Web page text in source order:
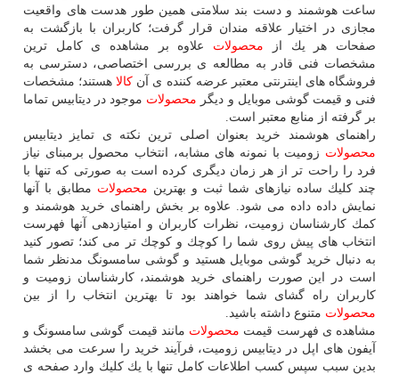
ساعت هوشمند و دست بند سلامتی همین طور هدست های واقعیت
مجازی در اختیار علاقه مندان قرار گرفت؛ كاربران با بازگشت به
صفحات هر یك از محصولات علاوه بر مشاهده ی كامل ترین
مشخصات فنی قادر به مطالعه ی بررسی اختصاصی، دسترسی به
فروشگاه های اینترنتی معتبر عرضه كننده ی آن كالاهستند؛ مشخصات
فنی و قیمت گوشی موبایل و دیگر محصولات موجود در دیتابیس تماما
بر گرفته از منابع معتبر است.
راهنمای هوشمند خرید بعنوان اصلی ترین نكته ی تمایز دیتابیس
محصولات زومیت با نمونه های مشابه، انتخاب محصول برمبنای نیاز
فرد را راحت تر از هر زمان دیگری كرده است به صورتی كه تنها با
چند كلیك ساده نیازهای شما ثبت و بهترین محصولات مطابق با آنها
نمایش داده داده می شود. علاوه بر بخش راهنمای خرید هوشمند و
كمك كارشناسان زومیت، نظرات كاربران و امتیازدهی آنها فهرست
انتخاب های پیش روی شما را كوچك و كوچك تر می كند؛ تصور كنید
به دنبال خرید گوشی موبایل هستید و گوشی سامسونگ مدنظر شما
است در این صورت راهنمای خرید هوشمند، كارشناسان زومیت و
كاربران راه گشای شما خواهند بود تا بهترین انتخاب را از بین
محصولات متنوع داشته باشید.
مشاهده ی فهرست قیمت محصولات مانند قیمت گوشی سامسونگ و
آیفون های اپل در دیتابیس زومیت، فرآیند خرید را سرعت می بخشد
بدین سبب سپس كسب اطلاعات كامل تنها با یك كلیك وارد صفحه ی